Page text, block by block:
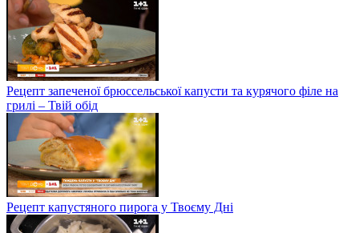
Рецепт запеченої брюссельської капусти та курячого філе на
грилі – Твій обід
Рецепт капустяного пирога у Твоєму Дні